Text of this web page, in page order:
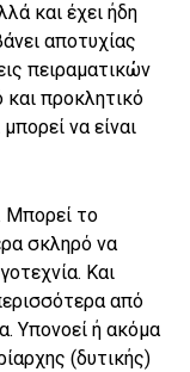
και έχει ήδη
αποτυχίας
πειραματικών
και προκλητικό
να είναι
Μπορεί το
σκληρό να
Και
από
Υπονοεί ή ακόμα
(δυτικής)